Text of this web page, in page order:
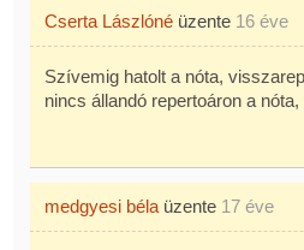
Cserta Lászlóné üzente 16 éve
Szívemig hatolt a nóta,
nincs állandó repertoáron a
medgyesi béla üzente 17 éve